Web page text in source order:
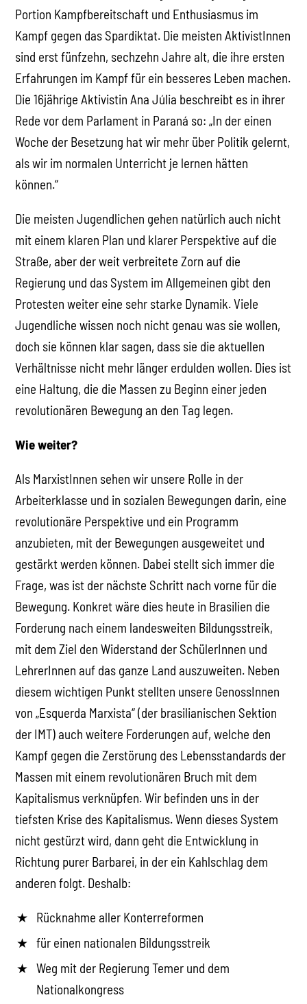
Portion Kampfbereitschaft und Enthusiasmus im
Kampf gegen das Spardiktat. Die meisten AktivistInnen
sind erst fünfzehn, sechzehn Jahre alt, die ihre ersten
Erfahrungen im Kampf für ein besseres Leben machen.
Die 16jährige Aktivistin Ana Júlia beschreibt es in ihrer
Rede vor dem Parlament in Paraná so: „In der einen
Woche der Besetzung hat wir mehr über Politik gelernt,
als wir im normalen Unterricht je lernen hätten
können.“
Die meisten Jugendlichen gehen natürlich auch nicht
mit einem klaren Plan und klarer Perspektive auf die
Straße, aber der weit verbreitete Zorn auf die
Regierung und das System im Allgemeinen gibt den
Protesten weiter eine sehr starke Dynamik. Viele
Jugendliche wissen noch nicht genau was sie wollen,
doch sie können klar sagen, dass sie die aktuellen
Verhältnisse nicht mehr länger erdulden wollen. Dies ist
eine Haltung, die die Massen zu Beginn einer jeden
revolutionären Bewegung an den Tag legen.
Wie weiter?
Als MarxistInnen sehen wir unsere Rolle in der
Arbeiterklasse und in sozialen Bewegungen darin, eine
revolutionäre Perspektive und ein Programm
anzubieten, mit der Bewegungen ausgeweitet und
gestärkt werden können. Dabei stellt sich immer die
Frage, was ist der nächste Schritt nach vorne für die
Bewegung. Konkret wäre dies heute in Brasilien die
Forderung nach einem landesweiten Bildungsstreik,
mit dem Ziel den Widerstand der SchülerInnen und
LehrerInnen auf das ganze Land auszuweiten. Neben
diesem wichtigen Punkt stellten unsere GenossInnen
von „Esquerda Marxista“ (der brasilianischen Sektion
der IMT) auch weitere Forderungen auf, welche den
Kampf gegen die Zerstörung des Lebensstandards der
Massen mit einem revolutionären Bruch mit dem
Kapitalismus verknüpfen. Wir befinden uns in der
tiefsten Krise des Kapitalismus. Wenn dieses System
nicht gestürzt wird, dann geht die Entwicklung in
Richtung purer Barbarei, in der ein Kahlschlag dem
anderen folgt. Deshalb:
Rücknahme aller Konterreformen
für einen nationalen Bildungsstreik
Weg mit der Regierung Temer und dem
Nationalkongress